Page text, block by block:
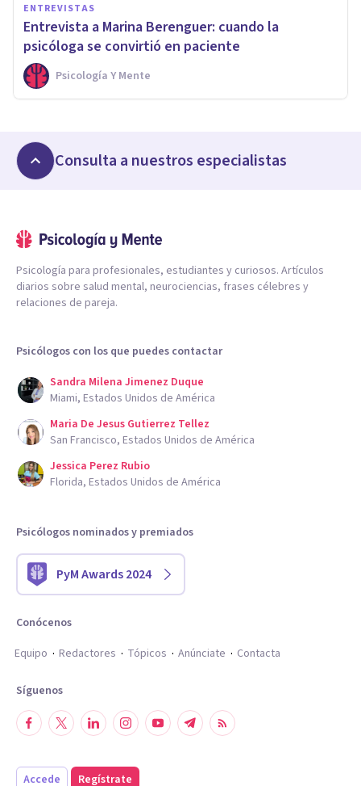
ENTREVISTAS
Entrevista a Marina Berenguer: cuando la
psicóloga se convirtió en paciente
Psicología Y Mente
Consulta a nuestros especialistas
Psicología para profesionales, estudiantes y curiosos. Artículos
diarios sobre salud mental, neurociencias, frases célebres y
relaciones de pareja.
Psicólogos con los que puedes contactar
Sandra Milena Jimenez Duque
Miami, Estados Unidos de América
Maria De Jesus Gutierrez Tellez
San Francisco, Estados Unidos de América
Jessica Perez Rubio
Florida, Estados Unidos de América
Psicólogos nominados y premiados
PyM Awards 2024
Conócenos
Equipo
Redactores Tópicos Anúnciate Contacta
Síguenos
Accede Regístrate